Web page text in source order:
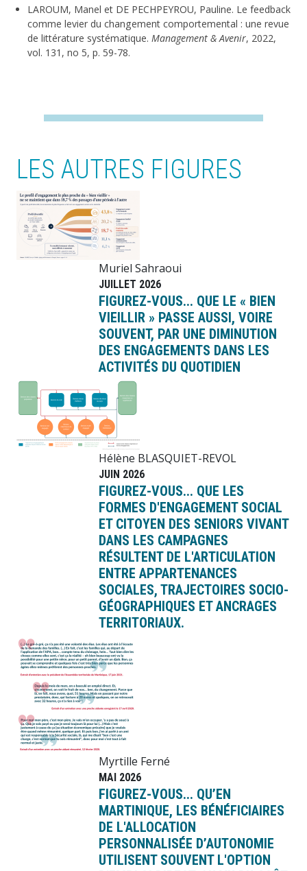
LAROUM, Manel et DE PECHPEYROU, Pauline. Le feedback
comme levier du changement comportemental : une revue
de littérature systématique. Management & Avenir, 2022,
vol. 131, no 5, p. 59-78.
LES AUTRES FIGURES
Image
Muriel Sahraoui
JUILLET 2026
FIGUREZ-VOUS... QUE LE « BIEN
VIEILLIR » PASSE AUSSI, VOIRE
SOUVENT, PAR UNE DIMINUTION
DES ENGAGEMENTS DANS LES
ACTIVITÉS DU QUOTIDIEN
Image
Hélène BLASQUIET-REVOL
JUIN 2026
FIGUREZ-VOUS... QUE LES
FORMES D'ENGAGEMENT SOCIAL
ET CITOYEN DES SENIORS VIVANT
DANS LES CAMPAGNES
RÉSULTENT DE L'ARTICULATION
ENTRE APPARTENANCES
SOCIALES, TRAJECTOIRES SOCIO-
GÉOGRAPHIQUES ET ANCRAGES
TERRITORIAUX.
Image
Myrtille Ferné
MAI 2026
FIGUREZ-VOUS... QU’EN
MARTINIQUE, LES BÉNÉFICIAIRES
DE L'ALLOCATION
PERSONNALISÉE D’AUTONOMIE
UTILISENT SOUVENT L'OPTION